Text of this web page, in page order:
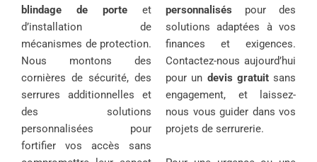
blindage de porte et
d’installation de
mécanismes de protection.
Nous montons des
cornières de sécurité, des
serrures additionnelles et
des solutions
personnalisées pour
fortifier vos accès sans
personnalisés pour des
solutions adaptées à vos
finances et exigences.
Contactez-nous aujourd’hui
pour un devis gratuitsans
engagement, et laissez-
nous vous guider dans vos
projets de serrurerie.